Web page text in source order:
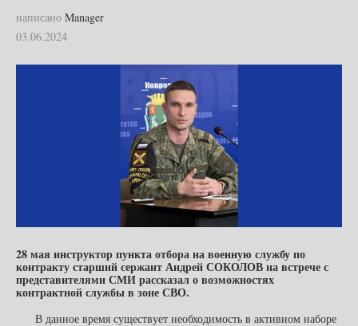
написано Manager
03.06.2024
28 мая инструктор пункта отбора на военную службу по
контракту старший сержант Андрей СОКОЛОВ на встрече с
представителями СМИ рассказал о возможностях
контрактной службы в зоне СВО.
В данное время существует необходимость в активном наборе